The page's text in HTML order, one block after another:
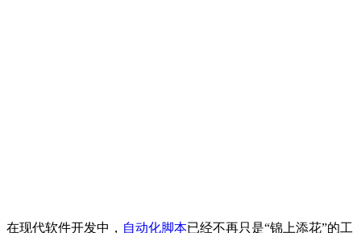
在现代软件开发中， 自动化脚本已经不再只是“锦上添花”的工